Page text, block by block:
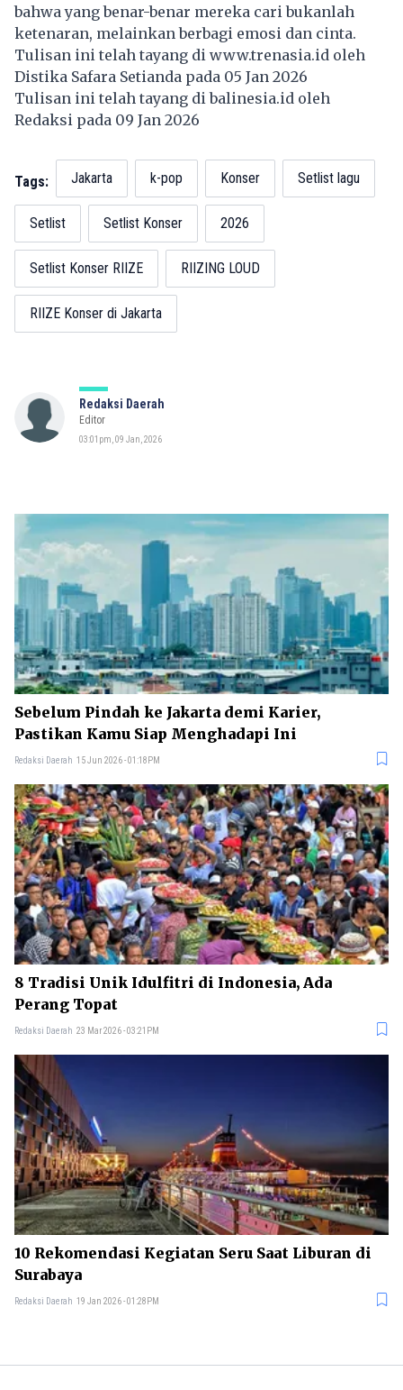
bahwa yang benar-benar mereka cari bukanlah
ketenaran, melainkan berbagi emosi dan cinta.
Tulisan ini telah tayang di www.trenasia.id oleh
Distika Safara Setianda pada 05 Jan 2026
Tulisan ini telah tayang dibalinesia.id oleh
Redaksi pada 09 Jan 2026
Tags: Jakarta k-pop Konser Setlist lagu
Setlist Setlist Konser 2026
Setlist Konser RIIZE RIIZING LOUD
RIIZE Konser di Jakarta
Redaksi Daerah
Editor
03:01pm, 09 Jan, 2026
Sebelum Pindah ke Jakarta demi Karier,
Pastikan Kamu Siap Menghadapi Ini
Redaksi Daerah 15 Jun 2026 - 01:18PM
8 Tradisi Unik Idulfitri di Indonesia, Ada
Perang Topat
Redaksi Daerah 23 Mar 2026 - 03:21PM
10 Rekomendasi Kegiatan Seru Saat Liburan di
Surabaya
Redaksi Daerah 19 Jan 2026 - 01:28PM